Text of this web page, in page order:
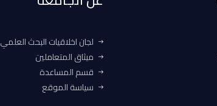
لجان اخلاقيات البحث العلمي
ميثاق المتعاملين
قسم المساعدة
سياسة الموقع